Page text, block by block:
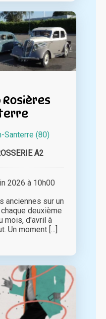
Santerre (80)
A2
2026 à 10h00
anciennes sur un
deuxième
mois, d'avril à
Un moment [...]